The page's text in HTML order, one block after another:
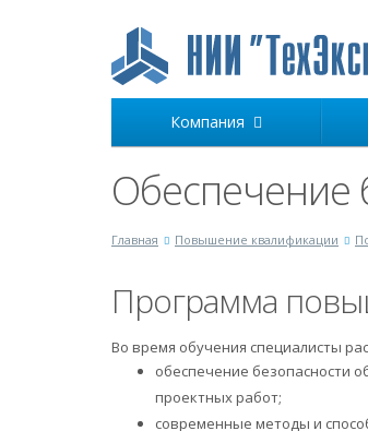
Компания
Обеспечение
Главная Повышение квалификации
Программа
Во время обучения специалисты
обеспечение безопасности
проектных работ;
современные методы и